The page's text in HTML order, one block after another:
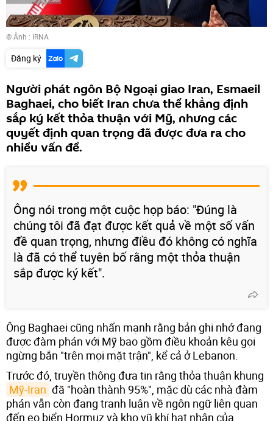
© Ảnh : IRNA
Đăng ký
Người phát ngôn Bộ Ngoại giao Iran, Esmaeil
Baghaei, cho biết Iran chưa thể khẳng định
sắp ký kết thỏa thuận với Mỹ, nhưng các
quyết định quan trọng đã được đưa ra cho
nhiều vấn đề.
Ông nói trong một cuộc họp báo: "Đúng là
chúng tôi đã đạt được kết quả về một số vấn
đề quan trọng, nhưng điều đó không có nghĩa
là đã có thể tuyên bố rằng một thỏa thuận
sắp được ký kết".
Ông Baghaei cũng nhấn mạnh rằng bản ghi nhớ đang
được đàm phán với Mỹ bao gồm điều khoản kêu gọi
ngừng bắn "trên mọi mặt trận", kể cả ở Lebanon.
Trước đó, truyền thông đưa tin rằng thỏa thuận khung
Mỹ-Iran đã "hoàn thành 95%", mặc dù các nhà đàm
phán vẫn còn đang tranh luận về ngôn ngữ liên quan
đến eo biển Hormuz và kho vũ khí hạt nhân của